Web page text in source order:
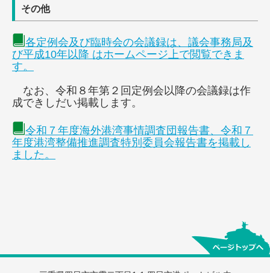
その他
各定例会及び臨時会の会議録は、議会事務局及
び平成10年以降 はホームページ上で閲覧できま
す。
なお、令和８年第２回定例会以降の会議録は作
成できしだい掲載します。
令和７年度海外港湾事情調査団報告書、令和７
年度港湾整備推進調査特別委員会報告書を掲載し
ました。